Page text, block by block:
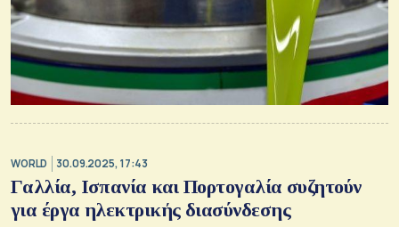
WORLD 30.09.2025, 17:43
Γαλλία, Ισπανία και Πορτογαλία συζητούν
για έργα ηλεκτρικής διασύνδεσης